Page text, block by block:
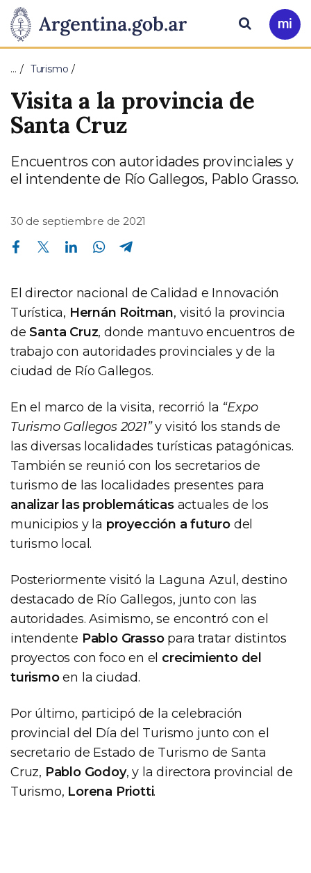
Presidencia
de
la
Nación
Pasar al contenido principal
Ir
a
Buscar
… Turismo
Visita a la provincia de
Santa Cruz
Encuentros con autoridades provinciales y
el intendente de Río Gallegos, Pablo Grasso.
30 de septiembre de 2021
Compartir en Facebook Compartir en Twitter Compartir en Linkedin Compartir en Whatsapp
El director nacional de Calidad e Innovación
Turística, Hernán Roitman, visitó la provincia
deSanta Cruz, donde mantuvo encuentros de
trabajo con autoridades provinciales y de la
ciudad de Río Gallegos.
En el marco de la visita, recorrió la “Expo
Turismo Gallegos 2021”y visitó los stands de
las diversas localidades turísticas patagónicas.
También se reunió con los secretarios de
turismo de las localidades presentes para
analizar las problemáticasactuales de los
municipios y la proyección a futuro del
turismo local.
Posteriormente visitó la Laguna Azul, destino
destacado de Río Gallegos, junto con las
autoridades. Asimismo, se encontró con el
intendente Pablo Grassopara tratar distintos
proyectos con foco en el crecimiento del
turismoen la ciudad.
Por último, participó de la celebración
provincial del Día del Turismo junto con el
secretario de Estado de Turismo de Santa
Cruz, Pablo Godoy, y la directora provincial de
Turismo, Lorena Priotti.